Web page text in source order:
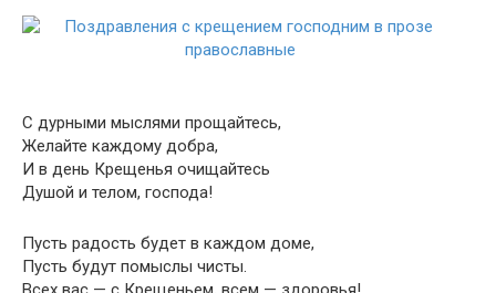
С дурными мыслями прощайтесь,
Желайте каждому добра,
И в день Крещенья очищайтесь
Душой и телом, господа!
Пусть радость будет в каждом доме,
Пусть будут помыслы чисты.